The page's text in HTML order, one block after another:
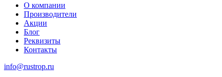
О компании
Производители
Акции
Блог
Реквизиты
Контакты
info@rustrop.ru